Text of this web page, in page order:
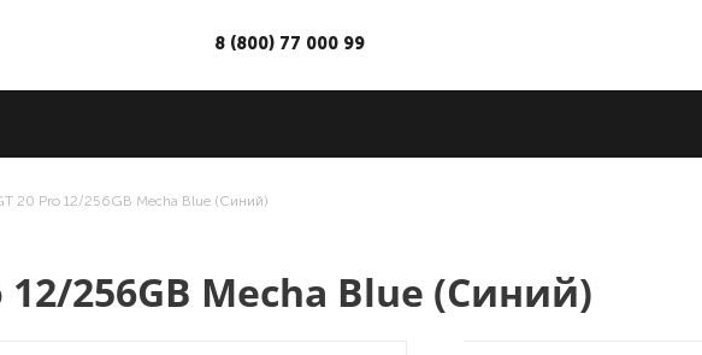
8 (800) 77 000 99
20 Pro 12/256GB Mecha Blue (Синий)
256GB Mecha Blue (Синий)